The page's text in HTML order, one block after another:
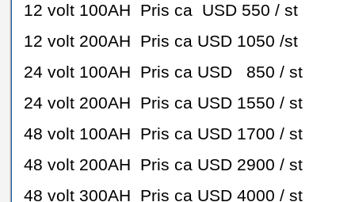
12 volt 100AH Pris ca USD 550 / st
12 volt 200AH Pris ca USD 1050 /st
24 volt 100AH Pris ca USD 850 / st
24 volt 200AH Pris ca USD 1550 / st
48 volt 100AH Pris ca USD 1700 / st
48 volt 200AH Pris ca USD 2900 / st
48 volt 300AH Pris ca USD 4000 / st